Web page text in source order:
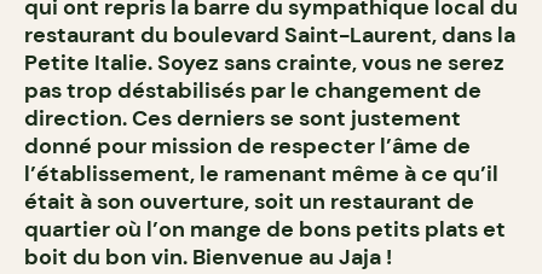
qui ont repris la barre du sympathique local du
restaurant du boulevard Saint-Laurent, dans la
Petite Italie. Soyez sans crainte, vous ne serez
pas trop déstabilisés par le changement de
direction. Ces derniers se sont justement
donné pour mission de respecter l’âme de
l’établissement, le ramenant même à ce qu’il
était à son ouverture, soit un restaurant de
quartier où l’on mange de bons petits plats et
boit du bon vin. Bienvenue au Jaja !